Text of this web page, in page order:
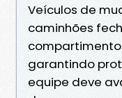
Veículos de
caminhões
garantindo
equipe deve